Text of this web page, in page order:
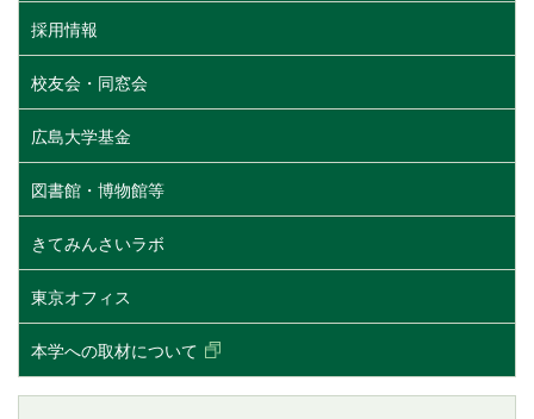
採用情報
校友会・同窓会
広島大学基金
図書館・博物館等
きてみんさいラボ
東京オフィス
本学への取材について